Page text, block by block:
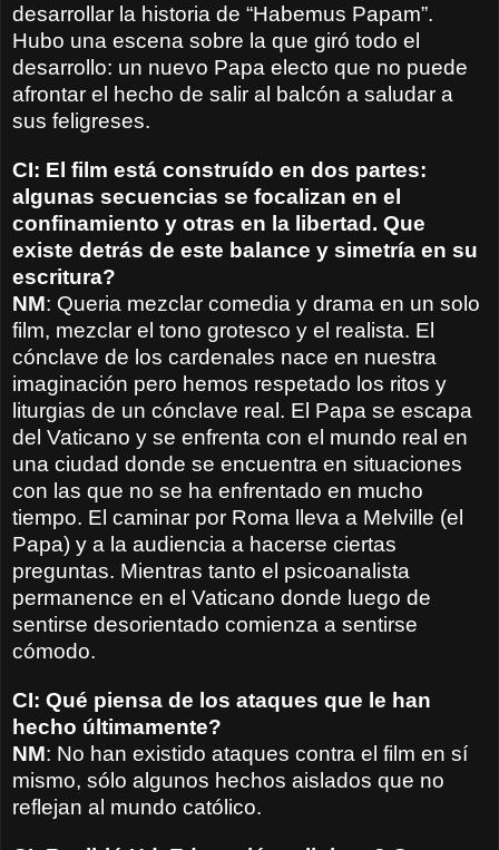
desarrollar la historia de “Habemus Papam”.
Hubo una escena sobre la que giró todo el
desarrollo: un nuevo Papa electo que no puede
afrontar el hecho de salir al balcón a saludar a
sus feligreses.
CI: El film está construído en dos partes:
algunas secuencias se focalizan en el
confinamiento y otras en la libertad. Que
existe detrás de este balance y simetría en su
escritura?
NM: Queria mezclar comedia y drama en un solo
film, mezclar el tono grotesco y el realista. El
cónclave de los cardenales nace en nuestra
imaginación pero hemos respetado los ritos y
liturgias de un cónclave real. El Papa se escapa
del Vaticano y se enfrenta con el mundo real en
una ciudad donde se encuentra en situaciones
con las que no se ha enfrentado en mucho
tiempo. El caminar por Roma lleva a Melville (el
Papa) y a la audiencia a hacerse ciertas
preguntas. Mientras tanto el psicoanalista
permanence en el Vaticano donde luego de
sentirse desorientado comienza a sentirse
cómodo.
CI: Qué piensa de los ataques que le han
hecho últimamente?
NM: No han existido ataques contra el film en sí
mismo, sólo algunos hechos aislados que no
reflejan al mundo católico.